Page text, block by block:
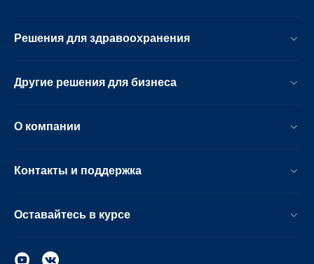
Решения для здравоохранения
Другие решения для бизнеса
О компании
Контакты и поддержка
Оставайтесь в курсе